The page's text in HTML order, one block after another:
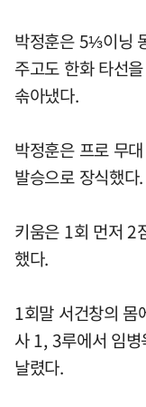
박정훈은 5⅓이닝
주고도 한화 타선
솎아냈다.
박정훈은 프로 무
발승으로 장식했다.
키움은 1회 먼저 2
했다.
1회말 서건창의 몸
사 1, 3루에서 임
날렸다.